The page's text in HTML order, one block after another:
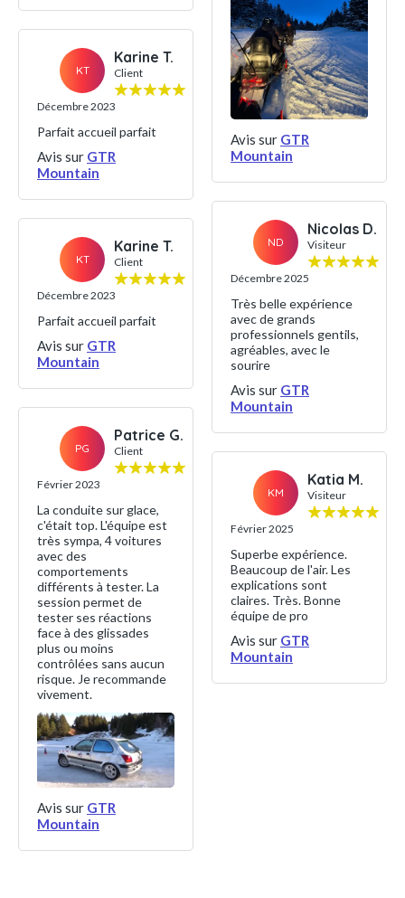
KT
Karine T.
Client
Décembre 2023
Parfait accueil parfait
Avis sur GTR
Mountain
KT
Karine T.
Client
Décembre 2023
Parfait accueil parfait
Avis sur GTR
Mountain
PG
Patrice G.
Client
Février 2023
La conduite sur glace,
c'était top. L'équipe est
très sympa, 4 voitures
avec des
comportements
différents à tester. La
session permet de
tester ses réactions
face à des glissades
plus ou moins
contrôlées sans aucun
risque. Je recommande
vivement.
Avis sur GTR
Mountain
Avis sur GTR
Mountain
ND
Nicolas D.
Visiteur
Décembre 2025
Très belle expérience
avec de grands
professionnels gentils,
agréables, avec le
sourire
Avis sur GTR
Mountain
KM
Katia M.
Visiteur
Février 2025
Superbe expérience.
Beaucoup de l'air. Les
explications sont
claires. Très. Bonne
équipe de pro
Avis sur GTR
Mountain